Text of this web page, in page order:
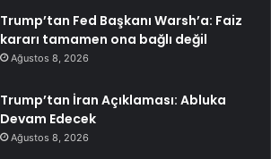
Trump’tan Fed Başkanı Warsh’a: Faiz
kararı tamamen ona bağlı değil
Ağustos 8, 2026
Trump’tan İran Açıklaması: Abluka
Devam Edecek
Ağustos 8, 2026